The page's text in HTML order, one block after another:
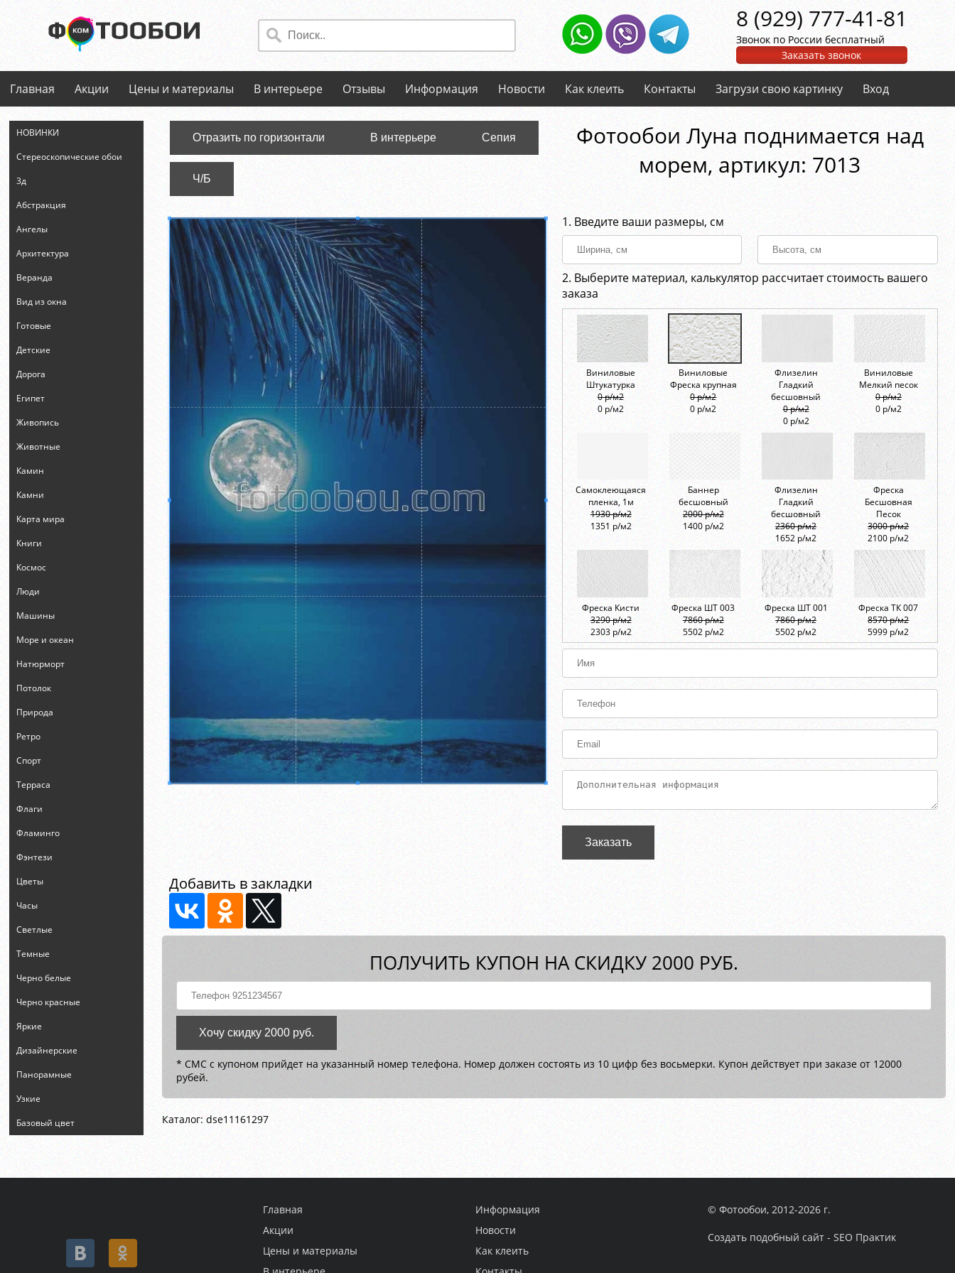
8 (929) 777-41-81
Звонок по России бесплатный
Заказать звонок
Главная Акции Цены и материалы В интерьере Отзывы Информация Новости Как клеить Контакты Загрузи свою картинку Вход
НОВИНКИ
Стереоскопические обои
3д
Абстракция
Ангелы
Архитектура
Веранда
Вид из окна
Готовые
Детские
Дорога
Египет
Живопись
Животные
Камин
Камни
Карта мира
Книги
Космос
Люди
Машины
Море и океан
Натюрморт
Потолок
Природа
Ретро
Спорт
Терраса
Флаги
Фламинго
Фэнтези
Цветы
Часы
Светлые
Темные
Черно белые
Черно красные
Яркие
Дизайнерские
Панорамные
Узкие
Базовый цвет
Отразить по горизонтали В интерьере Сепия
Ч/Б
Фотообои Луна поднимается над
морем, aртикул: 7013
1. Введите ваши размеры, см
2. Выберите материал, калькулятор рассчитает стоимость вашего
заказа
Виниловые
Штукатурка
0 р/м2
0 р/м2
Виниловые
Фреска крупная
0 р/м2
0 р/м2
Флизелин
Гладкий
бесшовный
0 р/м2
0 р/м2
Виниловые
Мелкий песок
0 р/м2
0 р/м2
Самоклеющаяся
пленка, 1м
1930 р/м2
1351 р/м2
Баннер
бесшовный
2000 р/м2
1400 р/м2
Флизелин
Гладкий
бесшовный
2360 р/м2
1652 р/м2
Фреска
Бесшовная
Песок
3000 р/м2
2100 р/м2
Фреска Кисти
3290 р/м2
2303 р/м2
Фреска ШТ 003
7860 р/м2
5502 р/м2
Фреска ШТ 001
7860 р/м2
5502 р/м2
Фреска ТК 007
8570 р/м2
5999 р/м2
Заказать
Добавить в закладки
ПОЛУЧИТЬ КУПОН НА СКИДКУ 2000 РУБ.
Хочу скидку 2000 руб.
* СМС с купоном прийдет на указанный номер телефона. Номер должен состоять из 10 цифр без восьмерки. Купон действует при заказе от 12000
рубей.
Каталог: dse11161297
Главная
Акции
Цены и материалы
Информация
Новости
Как клеить
© Фотообои, 2012-2026 г.
Создать подобный сайт - SEO Практик